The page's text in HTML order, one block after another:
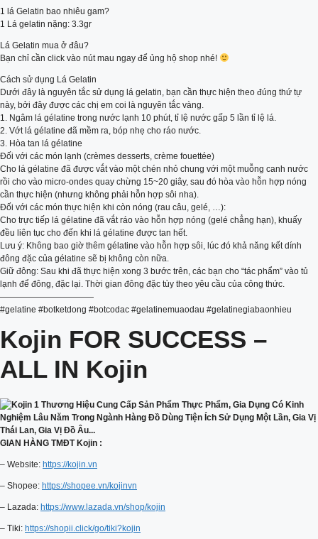
1 lá Gelatin bao nhiêu gam?
1 Lá gelatin nặng: 3.3gr
Lá Gelatin mua ở đâu?
Bạn chỉ cần click vào nút mau ngay để ủng hộ shop nhé!
Cách sử dụng Lá Gelatin
Dưới đây là nguyên tắc sử dụng lá gelatin, bạn cần thực hiện theo đúng thứ tự
này, bởi đây được các chị em coi là nguyên tắc vàng.
1. Ngâm lá gélatine trong nước lạnh 10 phút, tỉ lệ nước gấp 5 lần tỉ lệ lá.
2. Vớt lá gélatine đã mềm ra, bóp nhẹ cho ráo nước.
3. Hòa tan lá gélatine
Đối với các món lạnh (crèmes desserts, crème fouettée)
Cho lá gélatine đã được vắt vào một chén nhỏ chung với một muỗng canh nước
rồi cho vào micro-ondes quay chừng 15~20 giây, sau đó hòa vào hỗn hợp nóng
cần thực hiện (nhưng không phải hỗn hợp sôi nha).
Đối với các món thực hiện khi còn nóng (rau câu, gelé, …):
Cho trực tiếp lá gélatine đã vắt ráo vào hỗn hợp nóng (gelé chẳng hạn), khuấy
đều liên tục cho đến khi lá gélatine được tan hết.
Lưu ý: Không bao giờ thêm gélatine vào hỗn hợp sôi, lúc đó khả năng kết dính
đông đặc của gélatine sẽ bị không còn nữa.
Giữ đông: Sau khi đã thực hiện xong 3 bước trên, các bạn cho “tác phẩm” vào tủ
lạnh để đông, đặc lại. Thời gian đông đặc tùy theo yêu cầu của công thức.
———————————
#gelatine #botketdong #botcodac #gelatinemuaodau #gelatinegiabaonhieu
Kojin FOR SUCCESS –
ALL IN Kojin
GIAN HÀNG TMĐT Kojin :
– Website: https://kojin.vn
– Shopee: https://shopee.vn/kojinvn
– Lazada: https://www.lazada.vn/shop/kojin
– Tiki: https://shopii.click/go/tiki?kojin